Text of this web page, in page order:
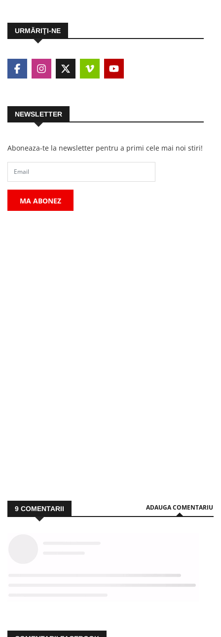
URMĂRIŢI-NE
NEWSLETTER
Aboneaza-te la newsletter pentru a primi cele mai noi stiri!
MA ABONEZ
9 COMENTARII ADAUGA COMENTARIU